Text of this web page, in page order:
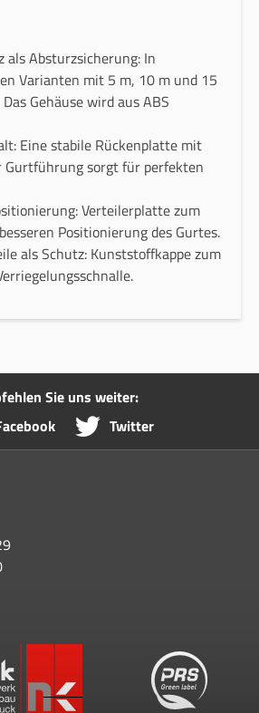
als Absturzsicherung: In
Varianten mit 5 m, 10 m und 15
Gehäuse wird aus ABS
Eine stabile Rückenplatte mit
sorgt für perfekten
Verteilerplatte zum
Positionierung des Gurtes.
als Schutz: Kunststoffkappe zum
Sie uns weiter:
Twitter